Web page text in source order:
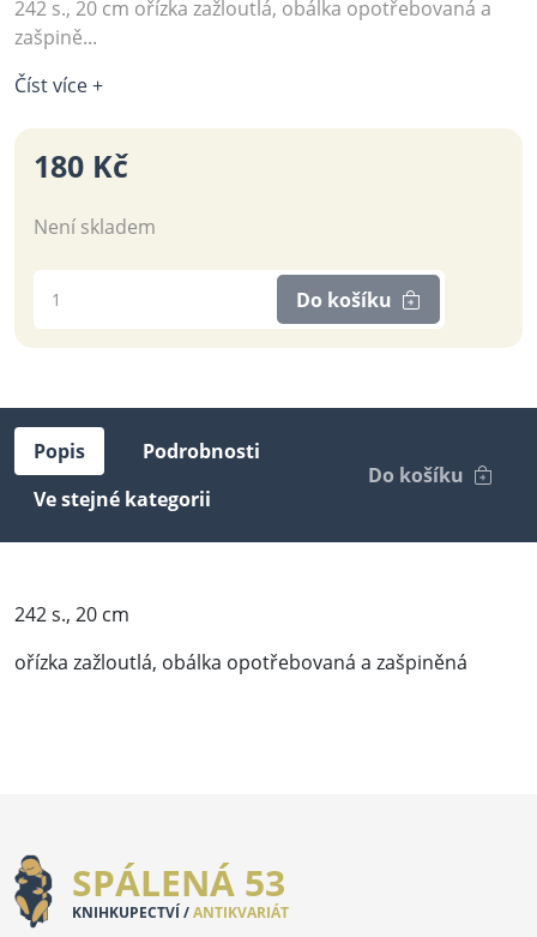
242 s., 20 cm ořízka zažloutlá, obálka opotřebovaná a
zašpině...
Číst více +
180 Kč
Není skladem
Do košíku
Popis
Podrobnosti
Ve stejné kategorii
Do košíku
242 s., 20 cm
ořízka zažloutlá, obálka opotřebovaná a zašpiněná
SPÁLENÁ 53
KNIHKUPECTVÍ /ANTIKVARIÁT